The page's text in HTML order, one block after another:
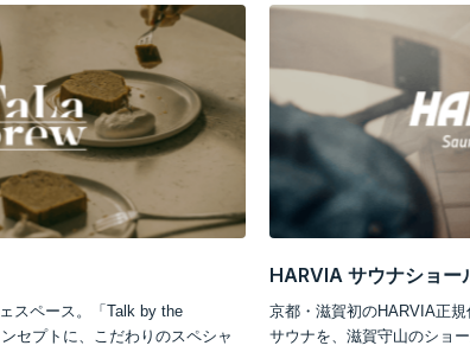
HARVIA サウナショールーム 滋賀守山
京都・滋賀初のHARVIA正規代理店。サウナヒーターやバレル
サウナを、滋賀守山のショールームで体感・購入できます。設